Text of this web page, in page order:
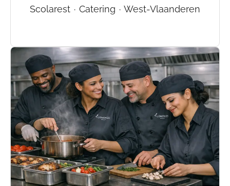
Scolarest · Catering · West-Vlaanderen